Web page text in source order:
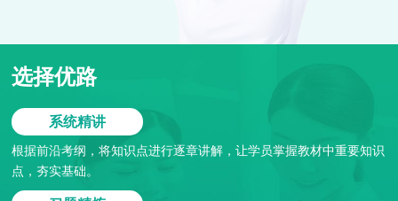
选择优路
系统精讲
根据前沿考纲，将知识点进行逐章讲解，让学员掌握教材中重要知识
点，夯实基础。